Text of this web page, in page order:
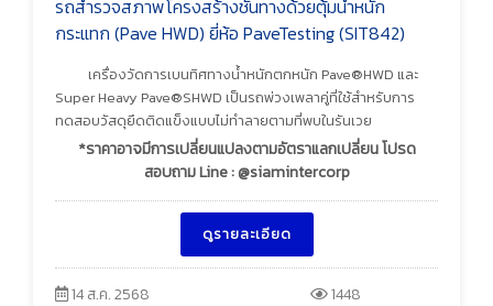
รถสำรวจสภาพโครงสร้างชั้นทางด้วยตุ้มน้ำหนัก
กระแทก (Pave HWD) ยี่ห้อ PaveTesting (SIT842)
เครื่องวัดการเบนทิศทางน้ำหนักตกหนัก Pave®HWD และ
Super Heavy Pave®SHWD เป็นรถพ่วงเพลาคู่ที่ใช้สำหรับการ
ทดสอบวัสดุยึดติดแข็งแบบไม่ทำลายตามที่พบในรันเวย
*ราคาอาจมีการเปลี่ยนแปลงตามอัตราแลกเปลี่ยน โปรด
สอบถาม Line : @siamintercorp
ดูรายละเอียด
14 ส.ค. 2568 1448